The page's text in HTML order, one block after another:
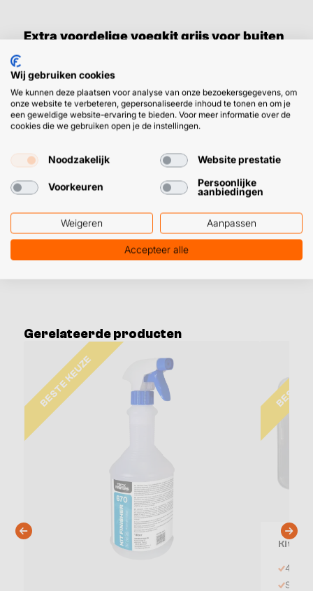
Extra voordelige voegkit grijs voor buiten
Een kans om te grijpen: doos met 12x Joint Fix,
topkwaliteit kit voor het repareren van kapotte (cement)
voegen.
Makkelijk aanbrengen met een kitpistool
Snel binnen op jouw adres
➜In deblog: voegen repareren met voeg reparatie kitvind
je meer informatie over hoe je dit zelf doet.
Gerelateerde producten
BESTE KEUZE BESTE
4
Wij gebruiken cookies
We kunnen deze plaatsen voor analyse van onze bezoekersgegevens, om
onze website te verbeteren, gepersonaliseerde inhoud te tonen en om je
een geweldige website-ervaring te bieden. Voor meer informatie over de
cookies die we gebruiken open je de instellingen.
Noodzakelijk Website prestatie
Voorkeuren
Persoonlijke
aanbiedingen
Weigeren Aanpassen
Accepteer alle